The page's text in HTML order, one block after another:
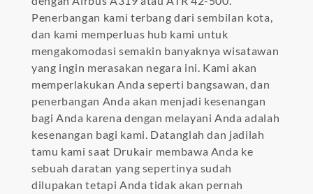
Penerbangan kami terbang dari sembilan kota,
dan kami memperluas hub kami untuk
mengakomodasi semakin banyaknya wisatawan
yang ingin merasakan negara ini. Kami akan
memperlakukan Anda seperti bangsawan, dan
penerbangan Anda akan menjadi kesenangan
bagi Anda karena dengan melayani Anda adalah
kesenangan bagi kami. Datanglah dan jadilah
tamu kami saat Drukair membawa Anda ke
sebuah daratan yang sepertinya sudah
dilupakan tetapi Anda tidak akan pernah